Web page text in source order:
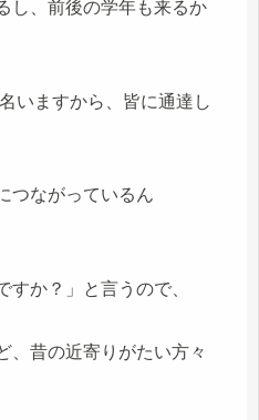
し、前後の学年も来るか
いますから、皆に通達し
つながっているん
すか？」と言うので、
、昔の近寄りがたい方々